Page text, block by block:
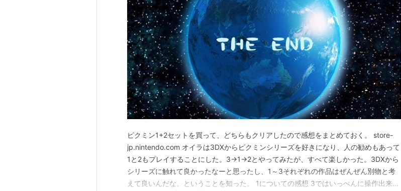
ピクミン1+2セットを買って、どちらもクリアしたので感想をまとめておく。 store-
jp.nintendo.com オイラは3DXからピクミンシリーズを好きになり、人の勧めもあって
1と2もプレイすることにした。3→1→2とやってみたが、すべて楽しかった。3DXから
シリーズに触れて良かったなーと思ったし、1～3それぞれの作品はぜんぜん別物と考
えて良いんだな、ということを知った。 1についての感想 3ではいっぺんに操作出来る